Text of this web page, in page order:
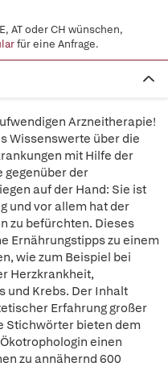
AT oder CH wünschen,
für eine Anfrage.
Arzneitherapie!
Wissenswerte über die
mit Hilfe der
gegenüber der
auf der Hand: Sie ist
und vor allem hat der
zu befürchten. Dieses
Ernährungstipps zu einem
wie zum Beispiel bei
Herzkrankheit,
und Krebs. Der Inhalt
Erfahrung großer
Stichwörter bieten dem
einen
zu annähernd 600